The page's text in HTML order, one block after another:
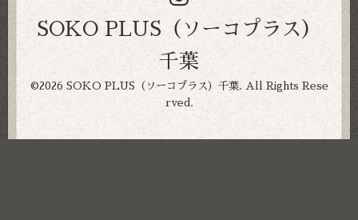
SOKO PLUS（ソーコプラス）
千葉
©2026 SOKO PLUS（ソーコプラス）千葉. All Rights Rese
rved.